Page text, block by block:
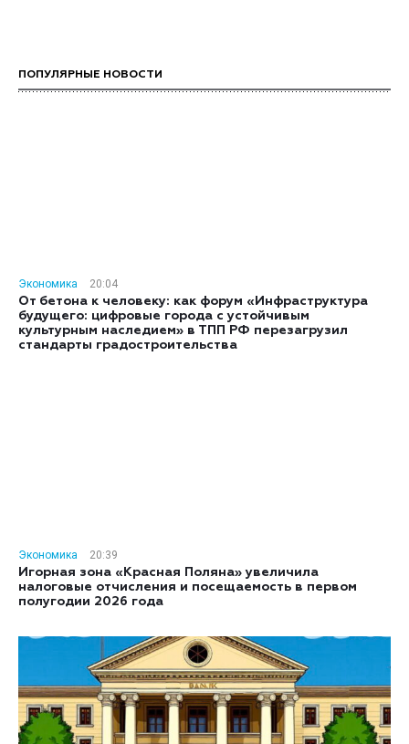
ПОПУЛЯРНЫЕ НОВОСТИ
Экономика
20:04
От бетона к человеку: как форум «Инфраструктура
будущего: цифровые города с устойчивым
культурным наследием» в ТПП РФ перезагрузил
стандарты градостроительства
Экономика
20:39
Игорная зона «Красная Поляна» увеличила
налоговые отчисления и посещаемость в первом
полугодии 2026 года